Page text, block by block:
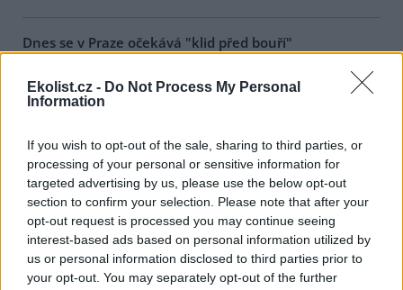
Ekolist.cz - Do Not Process My Personal
Information
If you wish to opt-out of the sale, sharing to third parties, or
processing of your personal or sensitive information for
targeted advertising by us, please use the below opt-out
section to confirm your selection. Please note that after your
opt-out request is processed you may continue seeing
interest-based ads based on personal information utilized by
us or personal information disclosed to third parties prior to
your opt-out. You may separately opt-out of the further
Dnes se v Praze očekává "klid před bouří"
Odpůrci politikyMezinárodního měnového fondu (MMF)
Světové banky (SB) se dnes nechystají pořádat žádné protestní
potvrdil mluvčí Iniciativy proti ekonomické globalizaci (INPEG),
Viktor Piorecký.
Nový aktivistický deník - KONTRAST
25.9.2000 15:00 | PRAHA (EkoList)
Od dnešního dne se časopis radikální alternativy KONTRAST stává
deníkem, alespoň na dobu pražského zasedání Mezinárodního
měnového fondu (MMF) aSvětové banky (SB). Martin Patrik, jeden